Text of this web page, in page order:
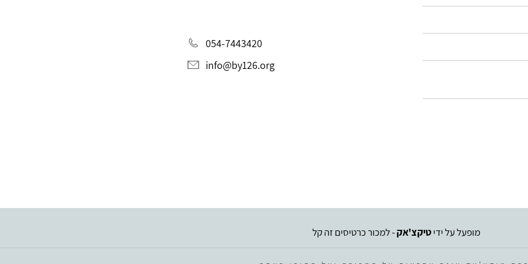
054-7443420
info@by126.org
מופעל על ידיטיקצ'אק- למכור כרטיסים זה קל